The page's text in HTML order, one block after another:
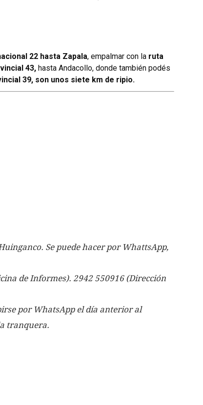
22 hasta Zapala, empalmar con la ruta
43, hasta Andacollo, donde también podés
39, son unos siete km de ripio.
Se puede hacer por WhattsApp,
de Informes). 2942 550916 (Dirección
por WhatsApp el día anterior al
tranquera.